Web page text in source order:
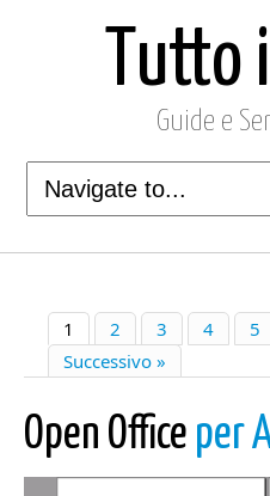
Tutto
Guide e
1 2 3 4 5
Successivo »
Open Office per